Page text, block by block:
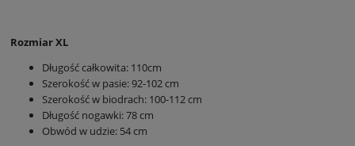
Rozmiar XL
Długość całkowita: 110cm
Szerokość w pasie: 92-102 cm
Szerokość w biodrach: 100-112 cm
Długość nogawki: 78 cm
Obwód w udzie: 54 cm